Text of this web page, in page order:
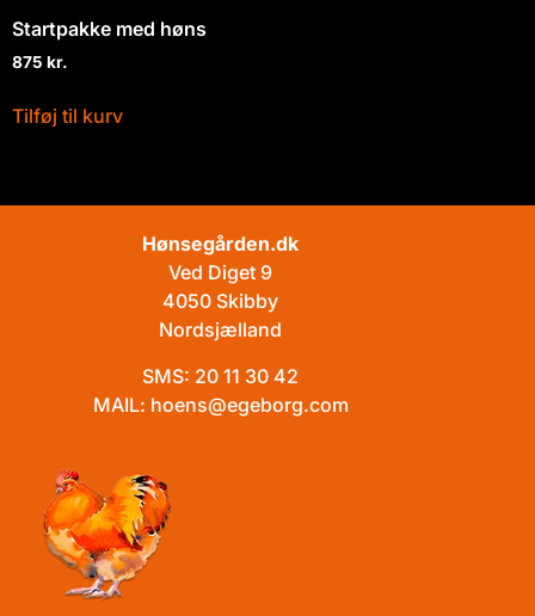
Startpakke med høns
875 kr.
Tilføj til kurv
Hønsegården.dk
Ved Diget 9
4050 Skibby
Nordsjælland
SMS: 20 11 30 42
MAIL: hoens@egeborg.com